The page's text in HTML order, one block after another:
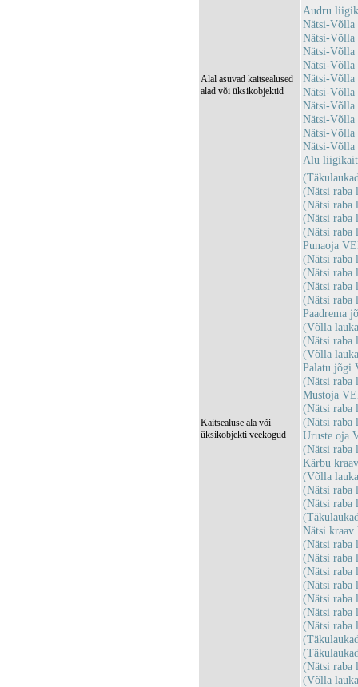
Alal asuvad kaitsealused
alad või üksikobjektid
Audru
Nätsi-
Nätsi-
Nätsi-Võlla
Nätsi-
Nätsi-
Nätsi-Võlla
Nätsi-Võlla
Nätsi-Võlla
Nätsi-Võlla
Nätsi-Võlla
Alu
Kaitsealuse ala või
üksikobjekti veekogud
(Nätsi raba
(Nätsi raba
(Nätsi raba
(Nätsi raba
Punaoja
(Nätsi raba
(Nätsi raba
(Nätsi raba
(Nätsi raba
Paadrema
(Võlla
(Nätsi raba
(Võlla
Palatu jõgi
(Nätsi raba
Mustoja
(Nätsi raba
(Nätsi raba
Uruste oja
(Nätsi raba
Kärbu
(Võlla
(Nätsi raba
(Nätsi raba
Nätsi kraav
(Nätsi raba
(Nätsi raba
(Nätsi raba
(Nätsi raba
(Nätsi raba
(Nätsi raba
(Nätsi raba
(Nätsi raba
(Võlla